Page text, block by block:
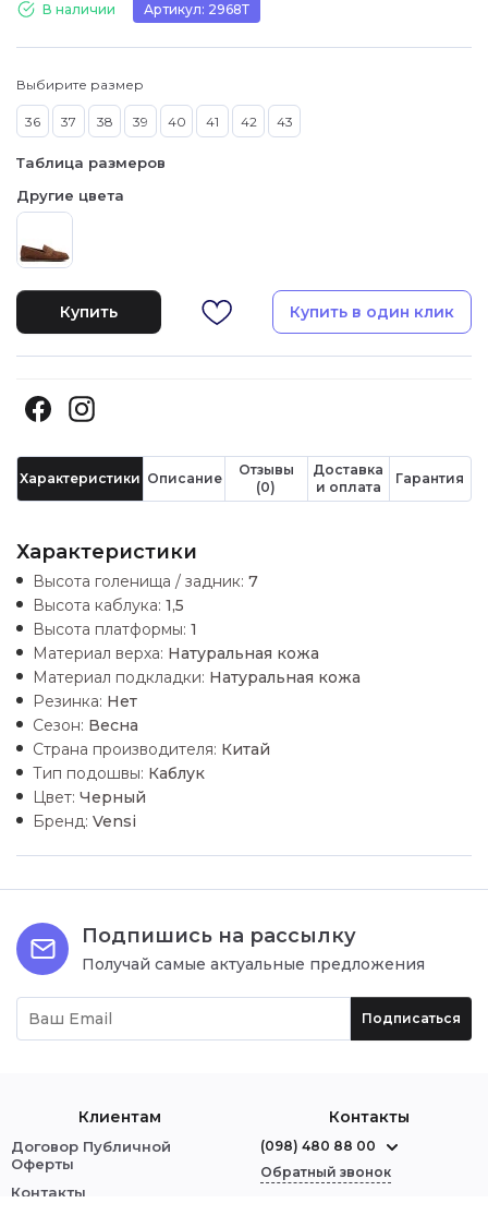
В наличии Артикул: 2968Т
Выбирите размер
36 37 38 39 40 41 42 43
Таблица размеров
Другие цвета
Купить Купить в один клик
Характеристики Описание
Отзывы
(0)
Доставка
и оплата
Гарантия
Характеристики
Высота голенища / задник: 7
Высота каблука: 1,5
Высота платформы: 1
Материал верха: Натуральная кожа
Материал подкладки: Натуральная кожа
Резинка: Нет
Сезон: Весна
Страна производителя: Китай
Тип подошвы: Каблук
Цвет: Черный
Бренд: Vensi
Подпишись на рассылку
Получай самые актуальные предложения
Подписаться
Клиентам
Договор Публичной
Оферты
Контакты
Контакты
(098) 480 88 00
Обратный звонок